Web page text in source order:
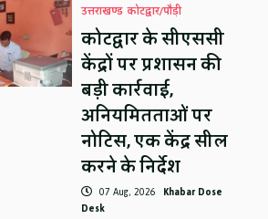
उत्तराखण्ड कोटद्वार/पौड़ी
कोटद्वार के सीएससी
केंद्रों पर प्रशासन की
बड़ी कार्रवाई,
अनियमितताओं पर
नोटिस, एक केंद्र सील
करने के निर्देश
07 Aug, 2026 Khabar Dose
Desk